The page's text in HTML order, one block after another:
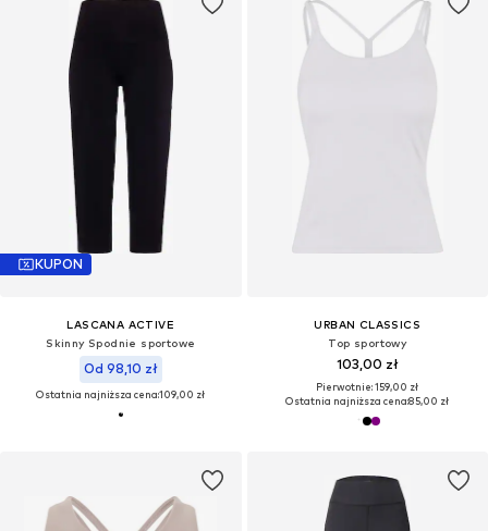
KUPON
LASCANA ACTIVE
Skinny Spodnie sportowe
Od 98,10 zł
Ostatnia najniższa cena:109,00 zł
URBAN CLASSICS
Top sportowy
103,00 zł
Pierwotnie: 159,00 zł
Ostatnia najniższa cena:85,00 zł